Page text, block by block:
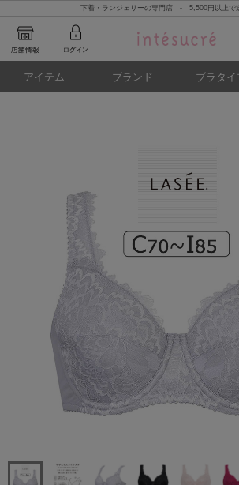
下着・ランジェリーの専門店 - 5,500円以上
アイテム ブランド ブラタイ